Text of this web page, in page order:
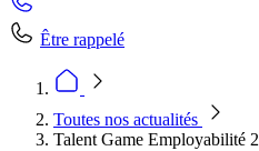
Être rappelé
Toutes nos actualités
Talent Game Employabilité